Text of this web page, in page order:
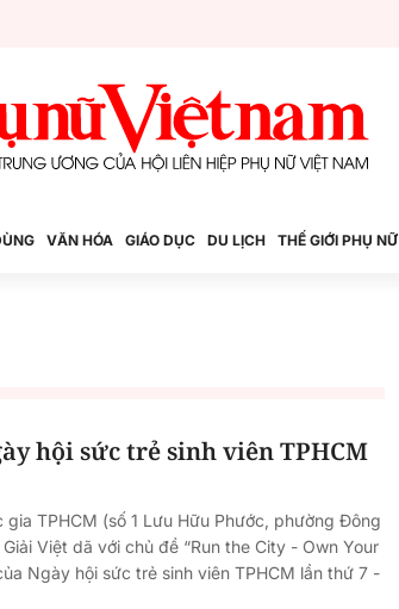
VĂN HÓA GIÁO DỤC DU LỊCH THẾ GIỚI PHỤ NỮ
hội sức trẻ sinh viên TPHCM
TPHCM (số 1 Lưu Hữu Phước, phường Đông
Việt dã với chủ đề “Run the City - Own Your
Ngày hội sức trẻ sinh viên TPHCM lần thứ 7 -